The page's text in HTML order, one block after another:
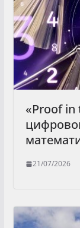
«Proof in
21/07/2026